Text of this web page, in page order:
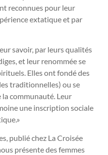
reconnues pour leur
extatique et par
savoir, par leurs qualités
et leur renommée se
Elles ont fondé des
traditionnelles) ou se
la communauté. Leur
une inscription sociale
publié chez La Croisée
présente des femmes